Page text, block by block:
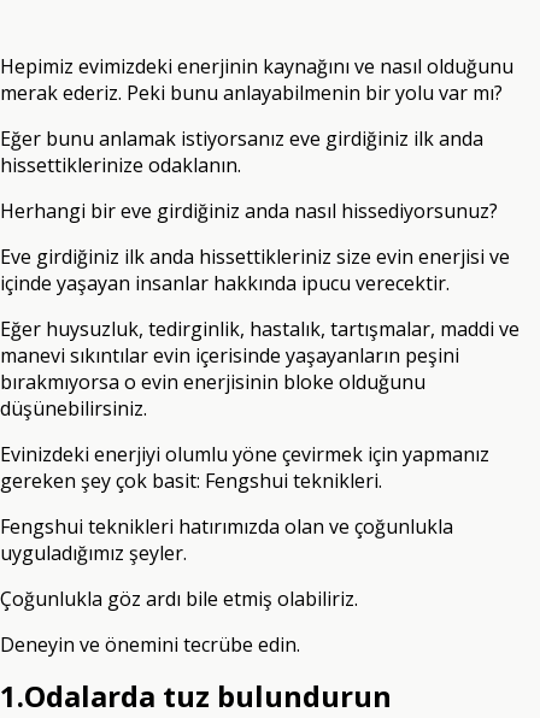
Hepimiz evimizdeki enerjinin kaynağını ve nasıl olduğunu
merak ederiz. Peki bunu anlayabilmenin bir yolu var mı?
Eğer bunu anlamak istiyorsanız eve girdiğiniz ilk anda
hissettiklerinize odaklanın.
Herhangi bir eve girdiğiniz anda nasıl hissediyorsunuz?
Eve girdiğiniz ilk anda hissettikleriniz size evin enerjisi ve
içinde yaşayan insanlar hakkında ipucu verecektir.
Eğer huysuzluk, tedirginlik, hastalık, tartışmalar, maddi ve
manevi sıkıntılar evin içerisinde yaşayanların peşini
bırakmıyorsa o evin enerjisinin bloke olduğunu
düşünebilirsiniz.
Evinizdeki enerjiyi olumlu yöne çevirmek için yapmanız
gereken şey çok basit: Fengshui teknikleri.
Fengshui teknikleri hatırımızda olan ve çoğunlukla
uyguladığımız şeyler.
Çoğunlukla göz ardı bile etmiş olabiliriz.
Deneyin ve önemini tecrübe edin.
1.Odalarda tuz bulundurun